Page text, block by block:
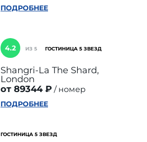
ПОДРОБНЕЕ
4.2 ИЗ 5 ГОСТИНИЦА 5 ЗВЕЗД
Shangri-La The Shard,
London
от 89344 ₽
номер
ПОДРОБНЕЕ
ГОСТИНИЦА 5 ЗВЕЗД